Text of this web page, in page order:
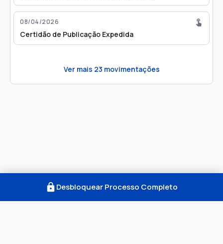
08/04/2026
Certidão de Publicação Expedida
Ver mais 23 movimentações
Desbloquear Processo Completo